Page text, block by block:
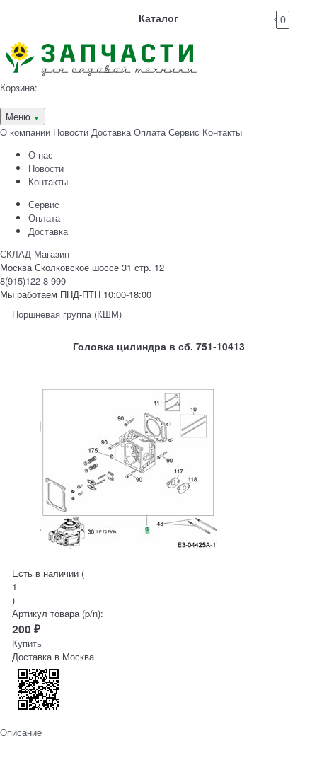
Каталог 0
Корзина:
Меню ▼
О компании Новости Доставка Оплата Сервис Контакты
О нас
Новости
Контакты
Сервис
Оплата
Доставка
СКЛАД Магазин
Москва Сколковское шоссе 31 стр. 12
8(915)122-8-999
Мы работаем ПНД-ПТН 10:00-18:00
Поршневая группа (КШМ)
Головка цилиндра в сб. 751-10413
Есть в наличии (
1
)
Артикул товара (p/n):
200 ₽
Купить
Доставка в Москва
Описание